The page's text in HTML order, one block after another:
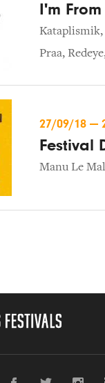
I'm
Kataplismik,
Praa, Redeye
27/09/18 —
Festival
Manu Le